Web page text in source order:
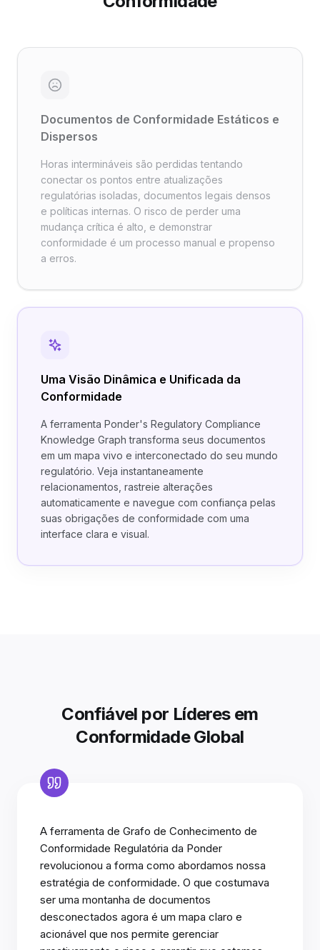
Documentos de Conformidade Estáticos e
Dispersos
Horas intermináveis são perdidas tentando
conectar os pontos entre atualizações
regulatórias isoladas, documentos legais densos
e políticas internas. O risco de perder uma
mudança crítica é alto, e demonstrar
conformidade é um processo manual e propenso
a erros.
Uma Visão Dinâmica e Unificada da
Conformidade
A ferramenta Ponder's Regulatory Compliance
Knowledge Graph transforma seus documentos
em um mapa vivo e interconectado do seu mundo
regulatório. Veja instantaneamente
relacionamentos, rastreie alterações
automaticamente e navegue com confiança pelas
suas obrigações de conformidade com uma
interface clara e visual.
Confiável por Líderes em
Conformidade Global
A ferramenta de Grafo de Conhecimento de
Conformidade Regulatória da Ponder
revolucionou a forma como abordamos nossa
estratégia de conformidade. O que costumava
ser uma montanha de documentos
desconectados agora é um mapa claro e
acionável que nos permite gerenciar